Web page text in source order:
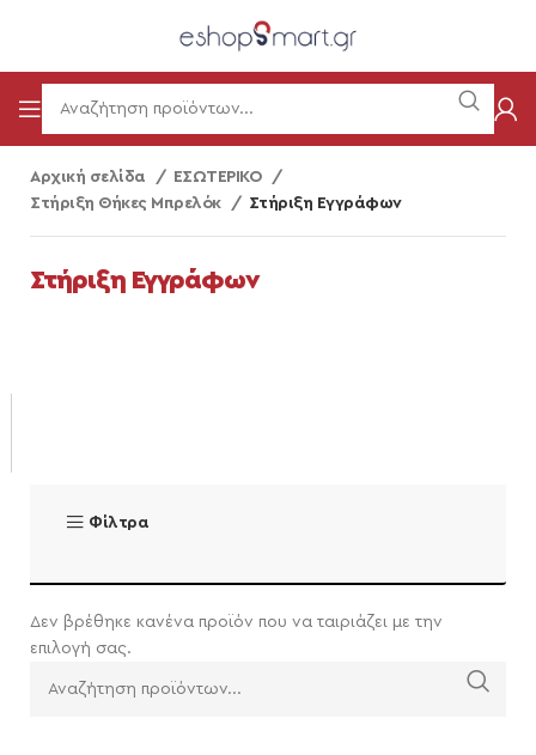
Αρχική σελίδα
ΕΣΩΤΕΡΙΚΟ
Στήριξη Θήκες Μπρελόκ
Στήριξη Εγγράφων
Στήριξη Εγγράφων
Φίλτρα
Δεν βρέθηκε κανένα προϊόν που να ταιριάζει με την
επιλογή σας.